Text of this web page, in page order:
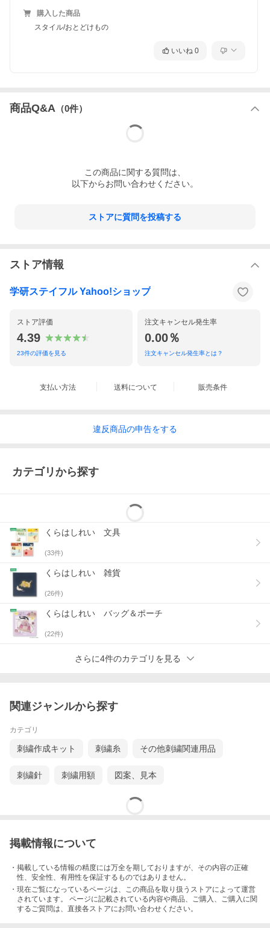
購入した商品
スタイル/おとどけもの
いいね 0
商品Q&A （0件）
この商品に関する質問は、
以下からお問い合わせください。
ストアに質問を投稿する
ストア情報
学研ステイフル Yahoo!ショップ
ストア評価
4.39
23件の評価を見る
注文キャンセル発生率
0.00％
注文キャンセル発生率とは？
支払い方法 送料について 販売条件
違反商品の申告をする
カテゴリから探す
くらはしれい 文具
(33件)
くらはしれい 雑貨
(26件)
くらはしれい バッグ＆ポーチ
(22件)
さらに4件のカテゴリを見る
関連ジャンルから探す
カテゴリ
刺繍作成キット 刺繍糸 その他刺繍関連用品
刺繍針 刺繍用額 図案、見本
掲載情報について
・掲載している情報の精度には万全を期しておりますが、その内容の正確
性、安全性、有用性を保証するものではありません。
・現在ご覧になっているページは、この商品を取り扱うストアによって運営
されています。 ページに記載されている内容や商品、ご購入 、ご購入に関
するご質問は、直接各ストアにお問い合わせください。